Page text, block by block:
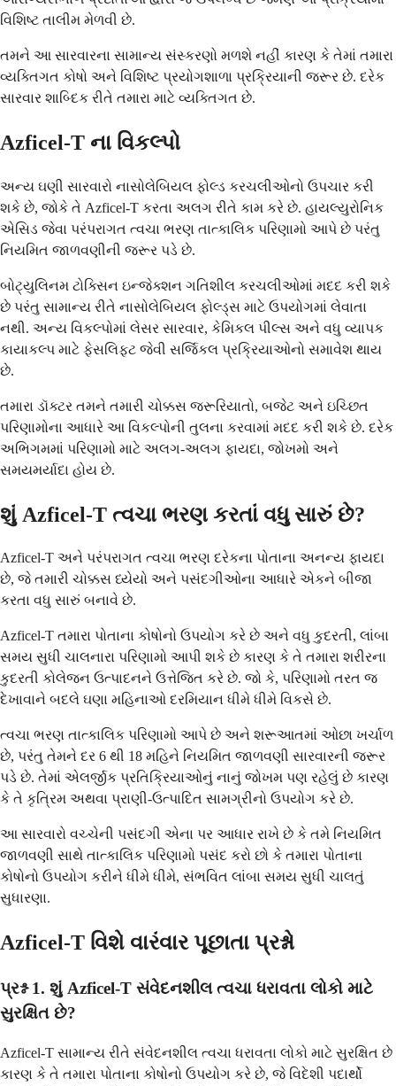
વિશિષ્ટ તાલીમ મેળવી છે.
તમને આ સારવારના સામાન્ય સંસ્કરણો મળશે નહીં કારણ કે તેમાં તમારા
વ્યક્તિગત કોષો અને વિશિષ્ટ પ્રયોગશાળા પ્રક્રિયાની જરૂર છે. દરેક
સારવાર શાબ્દિક રીતે તમારા માટે વ્યક્તિગત છે.
Azficel-T ના વિકલ્પો
અન્ય ઘણી સારવારો નાસોલેબિયલ ફોલ્ડ કરચલીઓનો ઉપચાર કરી
શકે છે, જોકે તે Azficel-T કરતા અલગ રીતે કામ કરે છે. હાયલ્યુરોનિક
એસિડ જેવા પરંપરાગત ત્વચા ભરણ તાત્કાલિક પરિણામો આપે છે પરંતુ
નિયમિત જાળવણીની જરૂર પડે છે.
બોટ્યુલિનમ ટોક્સિન ઇન્જેક્શન ગતિશીલ કરચલીઓમાં મદદ કરી શકે
છે પરંતુ સામાન્ય રીતે નાસોલેબિયલ ફોલ્ડ્સ માટે ઉપયોગમાં લેવાતા
નથી. અન્ય વિકલ્પોમાં લેસર સારવાર, કેમિકલ પીલ્સ અને વધુ વ્યાપક
કાયાકલ્પ માટે ફેસલિફ્ટ જેવી સર્જિકલ પ્રક્રિયાઓનો સમાવેશ થાય
છે.
તમારા ડૉક્ટર તમને તમારી ચોક્કસ જરૂરિયાતો, બજેટ અને ઇચ્છિત
પરિણામોના આધારે આ વિકલ્પોની તુલના કરવામાં મદદ કરી શકે છે. દરેક
અભિગમમાં પરિણામો માટે અલગ-અલગ ફાયદા, જોખમો અને
સમયમર્યાદા હોય છે.
શું Azficel-T ત્વચા ભરણ કરતાં વધુ સારું છે?
Azficel-T અને પરંપરાગત ત્વચા ભરણ દરેકના પોતાના અનન્ય ફાયદા
છે, જે તમારી ચોક્કસ ધ્યેયો અને પસંદગીઓના આધારે એકને બીજા
કરતા વધુ સારું બનાવે છે.
Azficel-T તમારા પોતાના કોષોનો ઉપયોગ કરે છે અને વધુ કુદરતી, લાંબા
સમય સુધી ચાલનારા પરિણામો આપી શકે છે કારણ કે તે તમારા શરીરના
કુદરતી કોલેજન ઉત્પાદનને ઉત્તેજિત કરે છે. જો કે, પરિણામો તરત જ
દેખાવાને બદલે ઘણા મહિનાઓ દરમિયાન ધીમે ધીમે વિકસે છે.
ત્વચા ભરણ તાત્કાલિક પરિણામો આપે છે અને શરૂઆતમાં ઓછા ખર્ચાળ
છે, પરંતુ તેમને દર 6 થી 18 મહિને નિયમિત જાળવણી સારવારની જરૂર
પડે છે. તેમાં એલર્જીક પ્રતિક્રિયાઓનું નાનું જોખમ પણ રહેલું છે કારણ
કે તે કૃત્રિમ અથવા પ્રાણી-ઉત્પાદિત સામગ્રીનો ઉપયોગ કરે છે.
આ સારવારો વચ્ચેની પસંદગી એના પર આધાર રાખે છે કે તમે નિયમિત
જાળવણી સાથે તાત્કાલિક પરિણામો પસંદ કરો છો કે તમારા પોતાના
કોષોનો ઉપયોગ કરીને ધીમે ધીમે, સંભવિત લાંબા સમય સુધી ચાલતું
સુધારણા.
Azficel-T વિશે વારંવાર પૂછાતા પ્રશ્નો
પ્રશ્ન 1. શું Azficel-T સંવેદનશીલ ત્વચા ધરાવતા લોકો માટે
સુરક્ષિત છે?
Azficel-T સામાન્ય રીતે સંવેદનશીલ ત્વચા ધરાવતા લોકો માટે સુરક્ષિત છે
કારણ કે તે તમારા પોતાના કોષોનો ઉપયોગ કરે છે, જે વિદેશી પદાર્થો